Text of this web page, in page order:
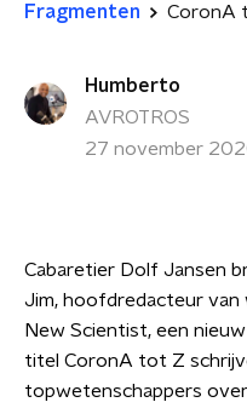
Fragmenten
Humberto
AVROTROS
27 november
Cabaretier Dolf Jansen
Jim, hoofdredacteur
New Scientist, een
titel CoronA tot Z
topwetenschappers